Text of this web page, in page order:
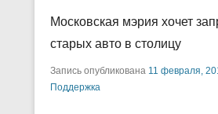
Московская мэрия хочет
старых авто в столицу
Запись опубликована 11 февраля,
Поддержка